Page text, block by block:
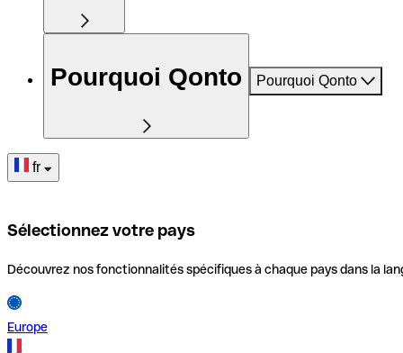
Pourquoi Qonto Pourquoi Qonto
fr
Sélectionnez votre pays
Découvrez nos fonctionnalités spécifiques à chaque pays dans la
Europe